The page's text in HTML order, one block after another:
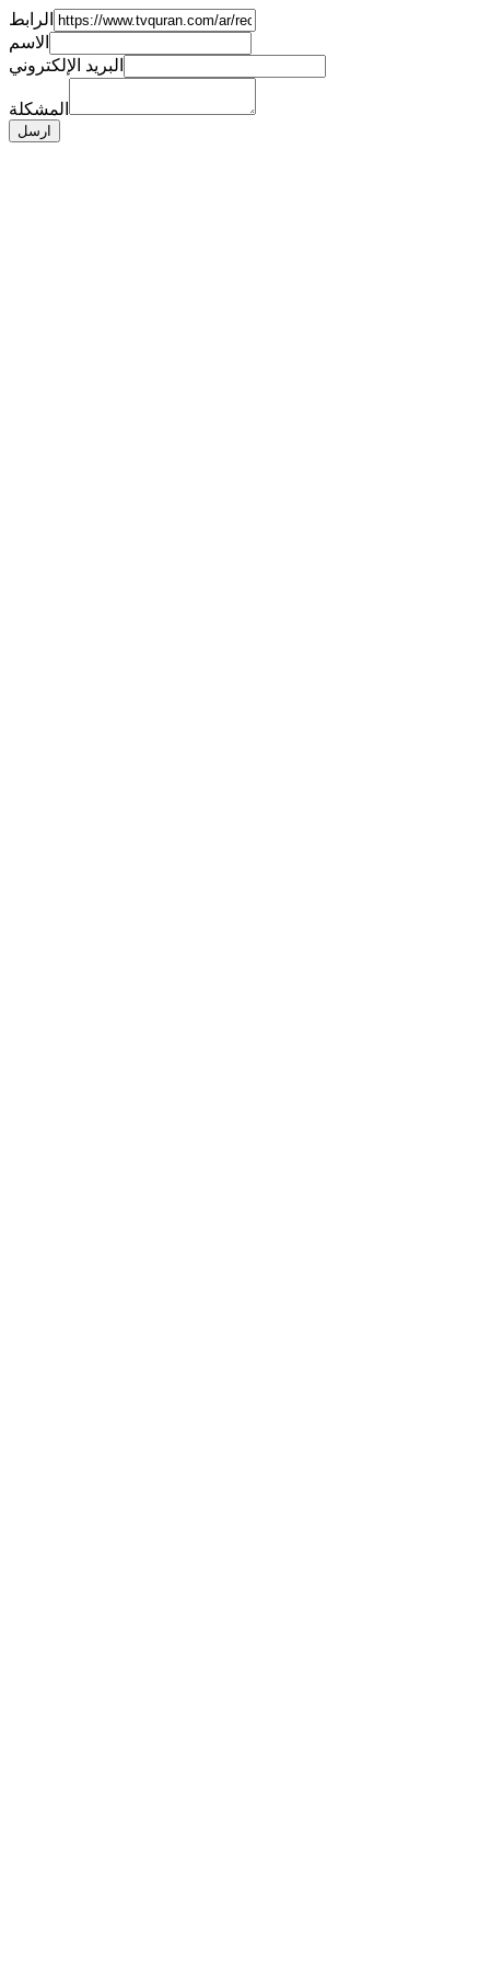
الرابط
الاسم
البريد الإلكتروني
المشكلة
ارسل